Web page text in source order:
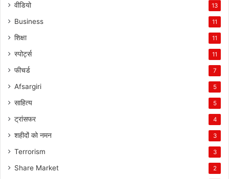
वीडियो 13
Business 11
शिक्षा 11
स्पोर्ट्स 11
फीचर्ड 7
Afsargiri 5
साहित्य 5
ट्रांसफर 4
शहीदों को नमन 3
Terrorism 3
Share Market 2